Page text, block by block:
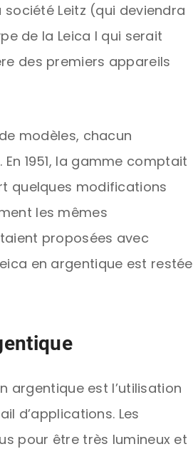
Leitz (qui deviendra
de la Leica I qui serait
des premiers appareils
modèles, chacun
1951, la gamme comptait
quelques modifications
les mêmes
proposées avec
en argentique est restée
argentique est l’utilisation
d’applications. Les
pour être très lumineux et